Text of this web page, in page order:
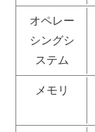
オペレー
シングシ
ステム
メモリ